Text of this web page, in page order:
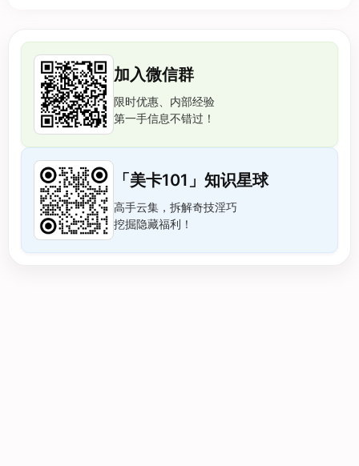
加入微信群
限时优惠、内部经验
第一手信息不错过！
「美卡101」知识星球
高手云集，拆解奇技淫巧
挖掘隐藏福利！